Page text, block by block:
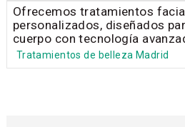
Ofrecemos tratamientos
personalizados, diseñados
cuerpo con tecnología
Tratamientos de belleza Madrid